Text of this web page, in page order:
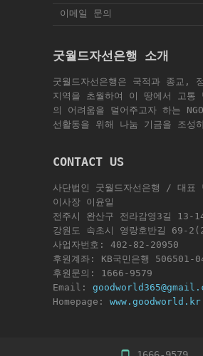
이메일 문의
굿월드자선은행 소개
굿월드자선은행은 국적과 종교,
지역을 초월하여 이 땅에서 고통
의 어려움을 덜어주고자 하는
선활동을 위해 나눔 기금을 조성
CONTACT US
사단법인 굿월드자선은행 / 대표
이사장 이윤일
전주시 완산구 전라감영3길 13-
강원도 속초시 영랑호반길 69-
사업자번호: 402-82-20950
후원계좌: KB국민은행 506501-
후원문의: 1666-9579
Email:
Homepage: www.goodworld.kr